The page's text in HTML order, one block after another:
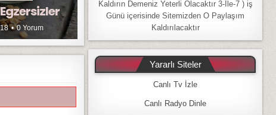
0 Yorum
Kaldırın Demeniz Yeterli Olacaktır 3-İle-7 ) iş
Günü içerisinde Sitemizden O Paylaşım
Kaldırılacaktır
Yararlı Siteler
Canlı Tv İzle
Canlı Radyo Dinle